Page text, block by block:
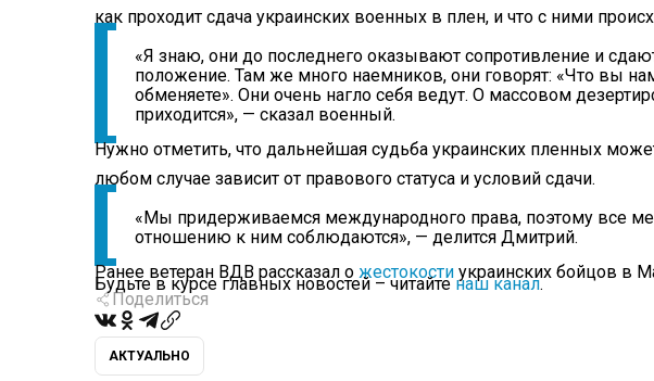
как проходит сдача украинских военных в плен, и что с ними
«Я знаю, они до последнего оказывают сопротивление и
положение. Там же много наемников, они говорят: «Что вы
обменяете». Они очень нагло себя ведут. О массовом
приходится», — сказал военный.
Нужно отметить, что дальнейшая судьба украинских пленных
любом случае зависит от правового статуса и условий сдачи.
«Мы придерживаемся международного права, поэтому все
отношению к ним соблюдаются», — делится Дмитрий.
Ранее ветеран ВДВ рассказал о жестокости украинских бойцов в
Будьте в курсе главных новостей – читайтенаш канал.
Поделиться
АКТУАЛЬНО